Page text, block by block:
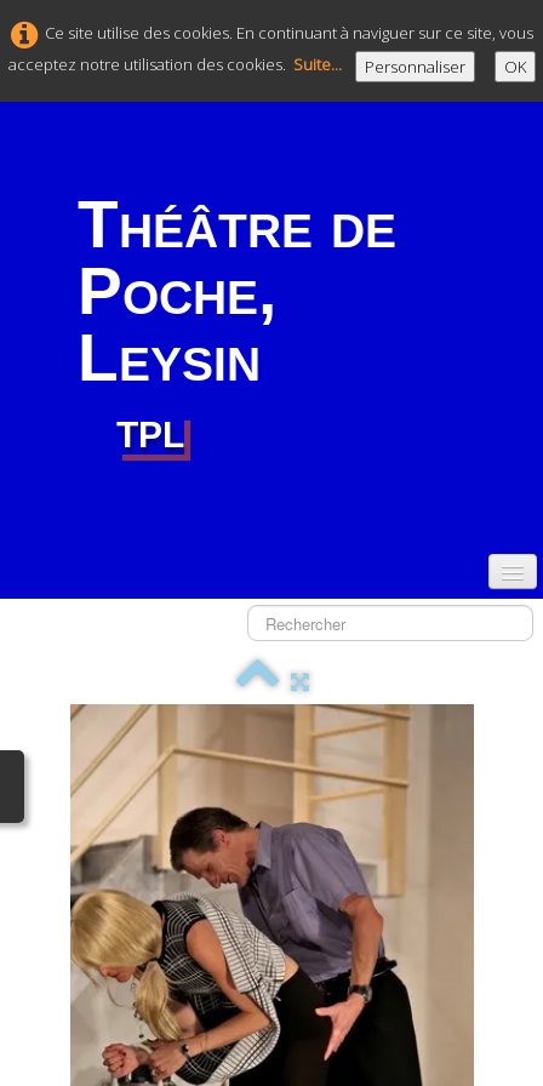
Ce site utilise des cookies. En continuant à naviguer sur ce site, vous
acceptez notre utilisation des cookies. Suite... Personnaliser OK
Théâtre de
Poche,
Leysin
TPL
NOUVEAU SPECTACLE
GALERIE PHOTOS
MÉDIAS